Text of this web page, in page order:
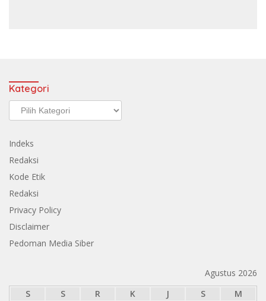
Kategori
Kategori
Indeks
Redaksi
Kode Etik
Redaksi
Privacy Policy
Disclaimer
Pedoman Media Siber
Agustus 2026
S
S R K J S
M